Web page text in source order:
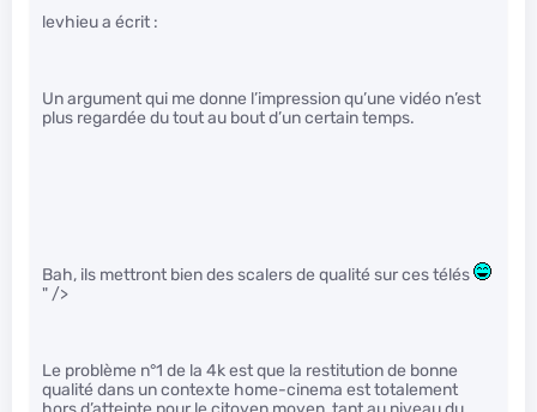
levhieu a écrit :
Un argument qui me donne l’impression qu’une vidéo n’est
plus regardée du tout au bout d’un certain temps.
Bah, ils mettront bien des scalers de qualité sur ces télés
" />
Le problème n°1 de la 4k est que la restitution de bonne
qualité dans un contexte home-cinema est totalement